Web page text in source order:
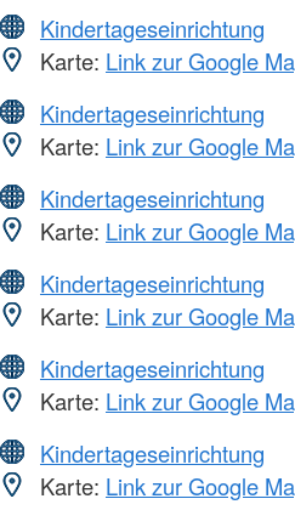
Kindertageseinrichtung
Karte: Link zur Google
Kindertageseinrichtung
Karte: Link zur Google
Kindertageseinrichtung
Karte: Link zur Google
Kindertageseinrichtung
Karte: Link zur Google
Kindertageseinrichtung
Karte: Link zur Google
Kindertageseinrichtung
Karte: Link zur Google